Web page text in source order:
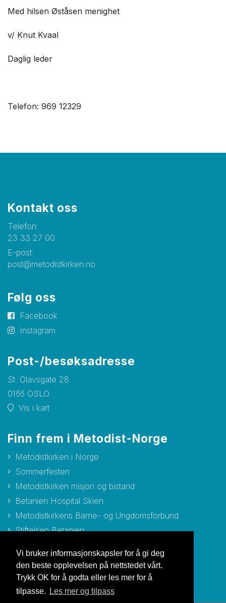
Vi bruker informasjonskapsler for å gi deg
den beste opplevelsen på nettstedet vårt.
Trykk OK for å godta eller les mer for å
tilpasse.
Les mer og tilpass
Med hilsen Øståsen menighet
v/ Knut Kvaal
Daglig leder
Telefon: 969 12329
Kontakt oss
Telefon:
23 33 27 00
E-post:
post@metodistkirken.no
Følg oss
Facebook
Instagram
Post-/besøksadresse
St. Olavsgate 28
0166 OSLO
Vis i kart
Finn frem i Metodist-Norge
Metodistkirken i Norge
Sommerfesten
Metodistkirken misjon og bistand
Betanien Hospital Skien
Metodistkirkens Barne- og Ungdomsforbund
Stiftelsen Betanien